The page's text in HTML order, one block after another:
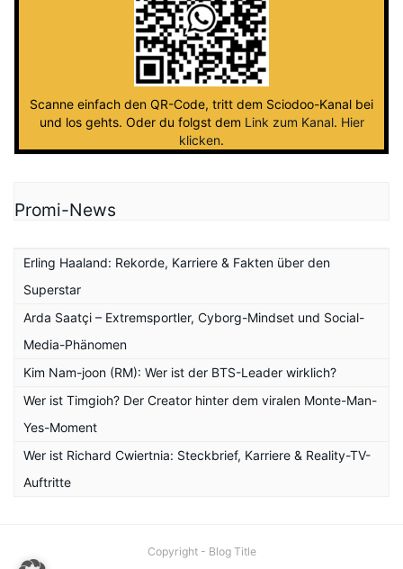
Scanne einfach den QR-Code, tritt dem Sciodoo-Kanal bei
und los gehts. Oder du folgst dem Link zum Kanal. Hier
klicken.
Promi-News
Erling Haaland: Rekorde, Karriere & Fakten über den
Superstar
Arda Saatçi – Extremsportler, Cyborg-Mindset und Social-
Media-Phänomen
Kim Nam-joon (RM): Wer ist der BTS-Leader wirklich?
Wer ist Timgioh? Der Creator hinter dem viralen Monte-Man-
Yes-Moment
Wer ist Richard Cwiertnia: Steckbrief, Karriere & Reality-TV-
Auftritte
Copyright - Blog Title